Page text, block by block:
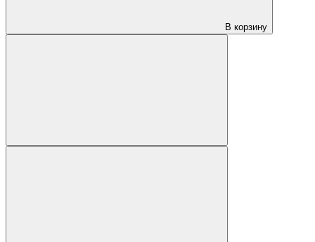
В корзину